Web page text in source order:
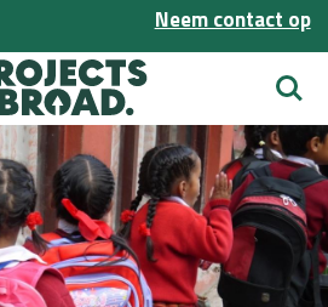
Neem contact op
Zoek